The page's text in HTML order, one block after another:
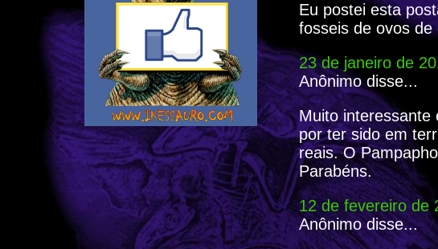
Eu postei esta
fosseis de ovos de
23 de janeiro de
Anônimo disse...
Muito interessante
por ter sido em
reais. O
Parabéns.
12 de fevereiro de
Anônimo disse...